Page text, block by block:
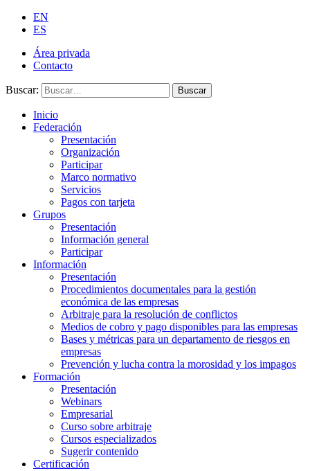
EN
ES
Área privada
Contacto
Buscar: Buscar
Inicio
Federación
Presentación
Organización
Participar
Marco normativo
Servicios
Pagos con tarjeta
Grupos
Presentación
Información general
Participar
Información
Presentación
Procedimientos documentales para la gestión
económica de las empresas
Arbitraje para la resolución de conflictos
Medios de cobro y pago disponibles para las empresas
Bases y métricas para un departamento de riesgos en
empresas
Prevención y lucha contra la morosidad y los impagos
Formación
Presentación
Webinars
Empresarial
Curso sobre arbitraje
Cursos especializados
Sugerir contenido
Certificación